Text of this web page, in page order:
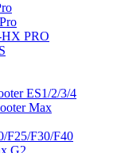
HX PRO
ES1/2/3/4
Max
F25/F30/F40
G2